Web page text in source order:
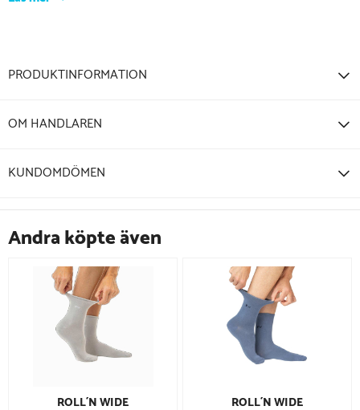
PRODUKTINFORMATION
OM HANDLAREN
KUNDOMDÖMEN
Andra köpte även
ROLL´N WIDE
ROLL´N WIDE